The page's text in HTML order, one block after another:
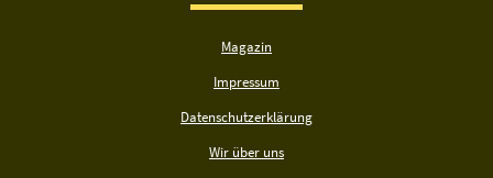
Magazin
Impressum
Datenschutzerklärung
Wir über uns